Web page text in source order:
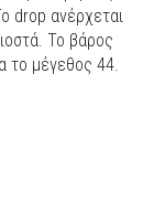
drop ανέρχεται
Το βάρος
το μέγεθος 44.